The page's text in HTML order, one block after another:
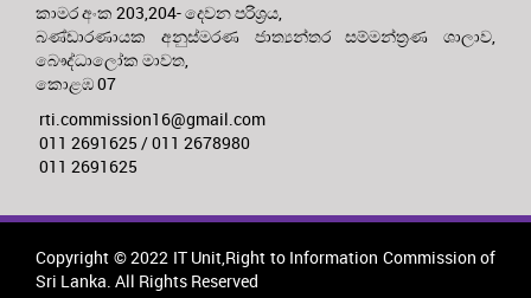
කාමර අංක 203,204- දෙවන පරිශ්‍රය,
බණ්ඩාරණායක අනුස්මරණ ජාත්‍යන්තර සම්මන්ත්‍රණ ශාලාව,
බෞද්ධාලෝක මාවත,
කොළඹ 07
rti.commission16@gmail.com
011 2691625 / 011 2678980
011 2691625
Copyright © 2022 IT Unit,Right to Information Commission of
Sri Lanka. All Rights Reserved